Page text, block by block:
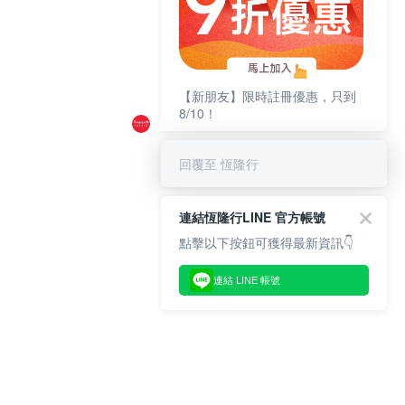
【新朋友】限時註冊優惠，只到
8/10！
回覆至 恆隆行
連結恆隆行LINE 官方帳號
點擊以下按鈕可獲得最新資訊👇
連結 LINE 帳號